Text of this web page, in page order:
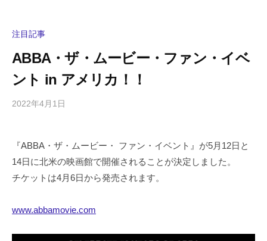
注目記事
ABBA・ザ・ムービー・ファン・イベ
ント in アメリカ！！
2022年4月1日
i
g
a
y
の
コ
メ
『ABBA・ザ・ムービー・ ファン・イベント』が5月12日と
14日に北米の映画館で開催されることが決定しました。
チケットは4月6日から発売されます。
www.abbamovie.com